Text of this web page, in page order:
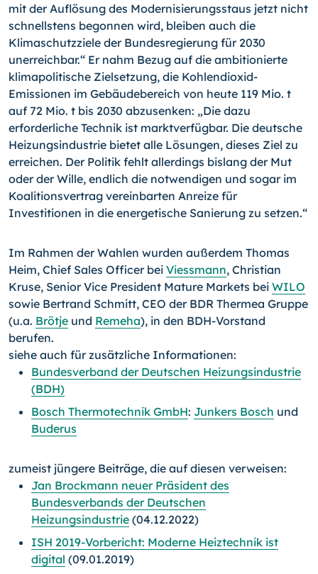
mit der Auflösung des Modernisierungsstaus jetzt nicht
schnellstens begonnen wird, bleiben auch die
Klimaschutzziele der Bundesregierung für 2030
unerreichbar.“ Er nahm Bezug auf die ambitionierte
klimapolitische Zielsetzung, die Kohlendioxid-
Emissionen im Gebäudebereich von heute 119 Mio. t
auf 72 Mio. t bis 2030 abzusenken: „Die dazu
erforderliche Technik ist marktverfügbar. Die deutsche
Heizungsindustrie bietet alle Lösungen, dieses Ziel zu
erreichen. Der Politik fehlt allerdings bislang der Mut
oder der Wille, endlich die notwendigen und sogar im
Koalitionsvertrag vereinbarten Anreize für
Investitionen in die energetische Sanierung zu setzen.“
Im Rahmen der Wahlen wurden außerdem Thomas
Heim, Chief Sales Officer bei Viessmann, Christian
Kruse, Senior Vice President Mature Markets bei WILO
sowie Bertrand Schmitt, CEO der BDR Thermea Gruppe
(u.a. Brötje und Remeha), in den BDH-Vor­stand
berufen.
siehe auch für zusätzliche Informationen:
Bundesverband der Deutschen Heizungsindustrie
(BDH)
Bosch Thermotechnik GmbH: Junkers Bosch und
Buderus
zumeist jüngere Beiträge, die auf diesen verweisen:
Jan Brockmann neuer Präsident des
Bundesverbands der Deutschen
Heizungsindustrie (04.12.2022)
ISH 2019-Vorbericht: Moderne Heiztechnik ist
digital (09.01.2019)